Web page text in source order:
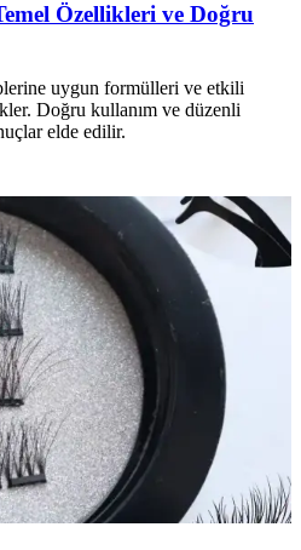
Özellikleri ve Doğru
uygun formülleri ve etkili
Doğru kullanım ve düzenli
elde edilir.